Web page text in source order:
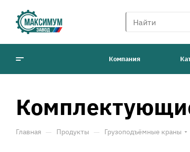
Компания
Главная — Продукты — Грузоподъёмные краны